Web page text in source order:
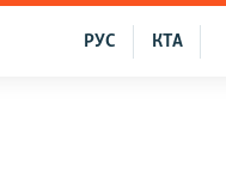
КТА
РУС